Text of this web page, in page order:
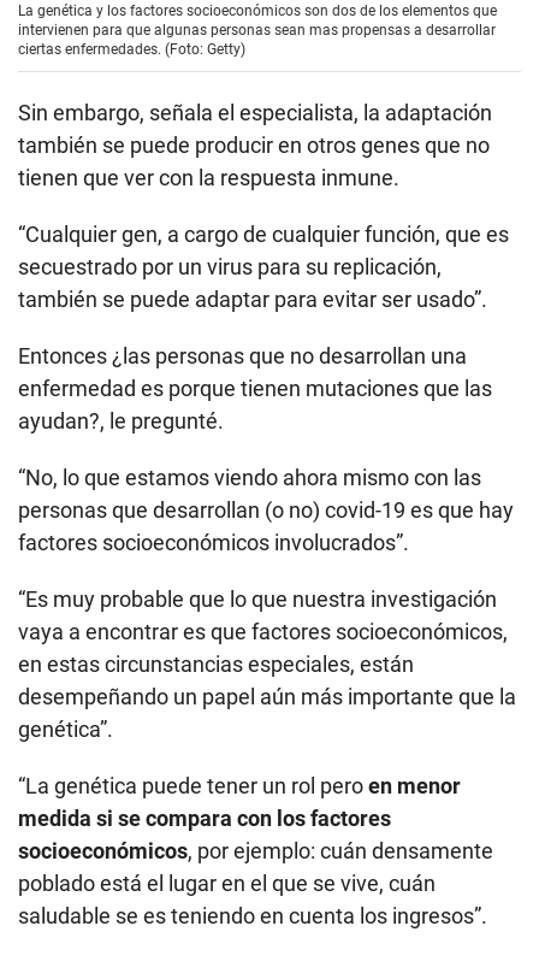
La genética y los factores socioeconómicos son dos de los elementos que
intervienen para que algunas personas sean mas propensas a desarrollar
ciertas enfermedades. (Foto: Getty)
Sin embargo, señala el especialista, la adaptación
también se puede producir en otros genes que no
tienen que ver con la respuesta inmune.
“Cualquier gen, a cargo de cualquier función, que es
secuestrado por un virus para su replicación,
también se puede adaptar para evitar ser usado”.
Entonces ¿las personas que no desarrollan una
enfermedad es porque tienen mutaciones que las
ayudan?, le pregunté.
“No, lo que estamos viendo ahora mismo con las
personas que desarrollan (o no) covid-19 es que hay
factores socioeconómicos involucrados”.
“Es muy probable que lo que nuestra investigación
vaya a encontrar es que factores socioeconómicos,
en estas circunstancias especiales, están
desempeñando un papel aún más importante que la
genética”.
“La genética puede tener un rol peroen menor
medida si se compara con los factores
socioeconómicos, por ejemplo: cuán densamente
poblado está el lugar en el que se vive, cuán
saludable se es teniendo en cuenta los ingresos”.